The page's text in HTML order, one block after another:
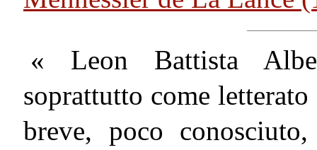
« Leon Battista
soprattutto come
breve, poco